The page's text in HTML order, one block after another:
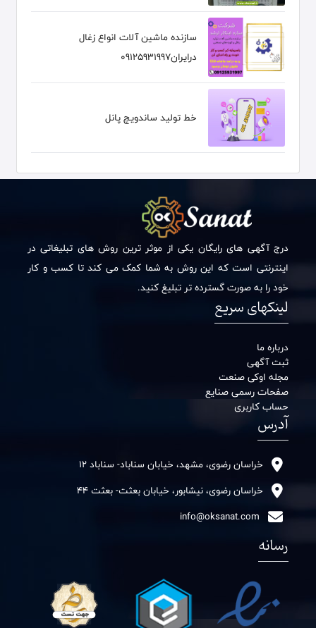
سازنده ماشین آلات انواع زغال
درایران09125931997
خط تولید ساندویچ پانل
درج آگهی های رایگان یکی از موثر ترین روش های تبلیغاتی در
اینترنتی است که این روش به شما کمک می کند تا کسب و کار
خود را به صورت گسترده تر تبلیغ کنید.
لینکهای سریع
درباره ما
ثبت آگهی
مجله اوکی صنعت
صفحات رسمی صنایع
حساب کاربری
آدرس
خراسان رضوی، مشهد، خیابان سناباد- سناباد 12
خراسان رضوی، نیشابور، خیابان بعثت- بعثت 44
رسانه